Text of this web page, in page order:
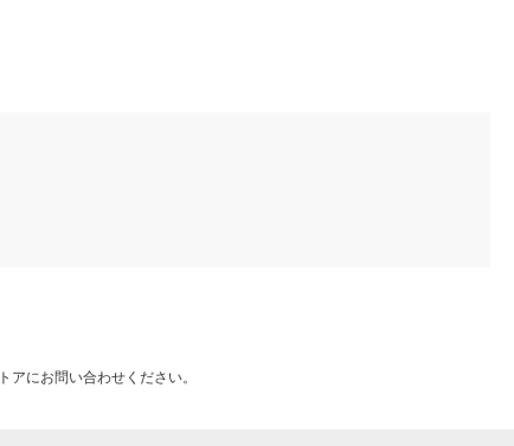
にお問い合わせください。